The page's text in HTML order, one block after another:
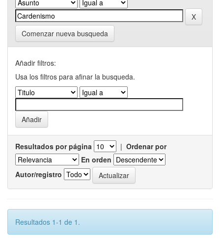
Comenzar nueva busqueda
Añadir filtros:
Usa los filtros para afinar la busqueda.
Resultados por página | Ordenar por
En orden
Autor/registro
Resultados 1-1 de 1.